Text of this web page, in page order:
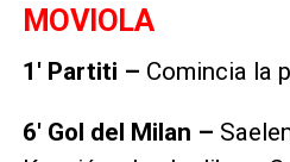
MOVIOLA
1′ Partiti – Comincia la
6′ Gol del Milan –